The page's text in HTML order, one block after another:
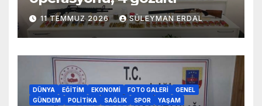
11 TEMMUZ 2026 SÜLEYMAN ERDAL
DÜNYA EĞITIM EKONOMI FOTO GALERI
GENEL
GÜNDEM
POLITIKA SAĞLIK SPOR YAŞAM